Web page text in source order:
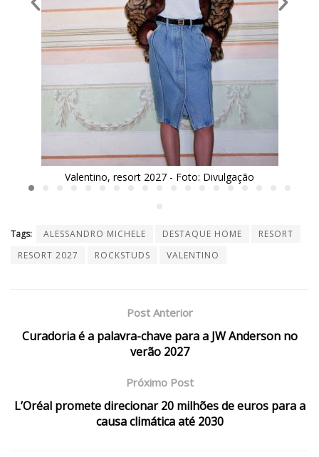
Valentino, resort 2027 - Foto: Divulgação
Tags: ALESSANDRO MICHELE DESTAQUE HOME
RESORT
RESORT 2027
ROCKSTUDS VALENTINO
Post Anterior
Curadoria é a palavra-chave para a JW Anderson no
verão 2027
Próximo Post
L’Oréal promete direcionar 20 milhões de euros para a
causa climática até 2030